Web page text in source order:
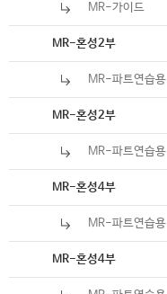
MR-가이드
MR-혼성2부
MR-파트연습용
MR-혼성2부
MR-파트연습용
MR-혼성4부
MR-파트연습용
MR-혼성4부